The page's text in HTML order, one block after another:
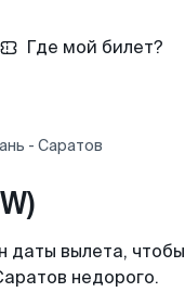
Где мой билет?
- Саратов
даты вылета, чтобы
недорого.